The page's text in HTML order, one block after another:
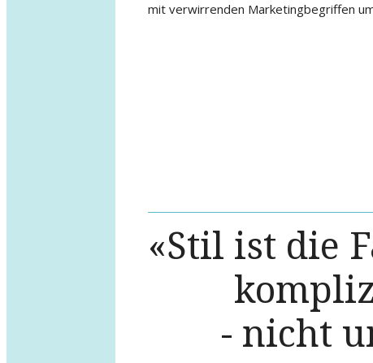
mit verwirrenden Marketingbegriffen
«Stil ist die
- nicht